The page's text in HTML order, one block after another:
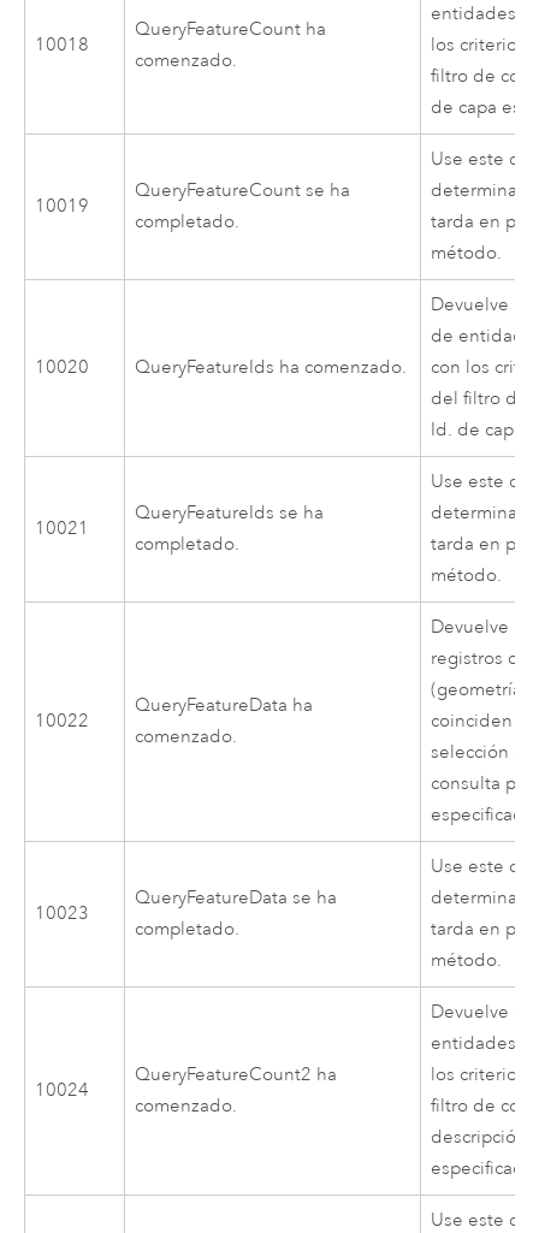
10018
QueryFeatureCount ha
comenzado.
entidades
los criterios
filtro de
de capa
10019
QueryFeatureCount se ha
completado.
Use este
determinar
tarda en
método.
10020 QueryFeatureIds ha comenzado.
Devuelve
de
con los
del filtro de
Id. de capa
10021
QueryFeatureIds se ha
completado.
Use este
determinar
tarda en
método.
10022
QueryFeatureData ha
comenzado.
Devuelve
registros de
(geometría
coinciden
selección
consulta
10023
QueryFeatureData se ha
completado.
Use este
determinar
tarda en
método.
10024
QueryFeatureCount2 ha
comenzado.
Devuelve el
entidades
los criterios
filtro de
descripción
especificada.
Use este